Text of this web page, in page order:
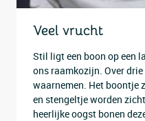
Veel vrucht
Stil ligt een boon op een
ons raamkozijn. Over
waarnemen. Het boontje
en stengeltje worden
heerlijke oogst bonen